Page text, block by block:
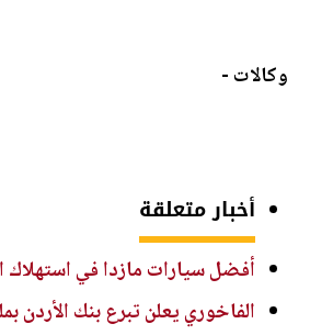
وكالات -
أخبار متعلقة
أفضل سيارات مازدا في استهلاك
الفاخوري يعلن تبرع بنك الأردن